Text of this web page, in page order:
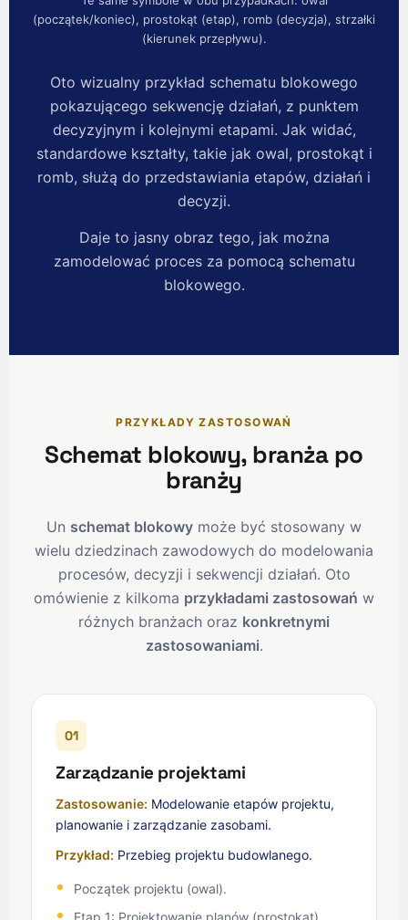
(początek/koniec), prostokąt (etap), romb (decyzja), strzałki
(kierunek przepływu).
Oto wizualny przykład schematu blokowego
pokazującego sekwencję działań, z punktem
decyzyjnym i kolejnymi etapami. Jak widać,
standardowe kształty, takie jak owal, prostokąt i
romb, służą do przedstawiania etapów, działań i
decyzji.
Daje to jasny obraz tego, jak można
zamodelować proces za pomocą schematu
blokowego.
PRZYKŁADY ZASTOSOWAŃ
Schemat blokowy, branża po
branży
Un schemat blokowy może być stosowany w
wielu dziedzinach zawodowych do modelowania
procesów, decyzji i sekwencji działań. Oto
omówienie z kilkoma przykładami zastosowań w
różnych branżach oraz konkretnymi
zastosowaniami.
01
Zarządzanie projektami
Zastosowanie: Modelowanie etapów projektu,
planowanie i zarządzanie zasobami.
Przykład: Przebieg projektu budowlanego.
Początek projektu (owal).